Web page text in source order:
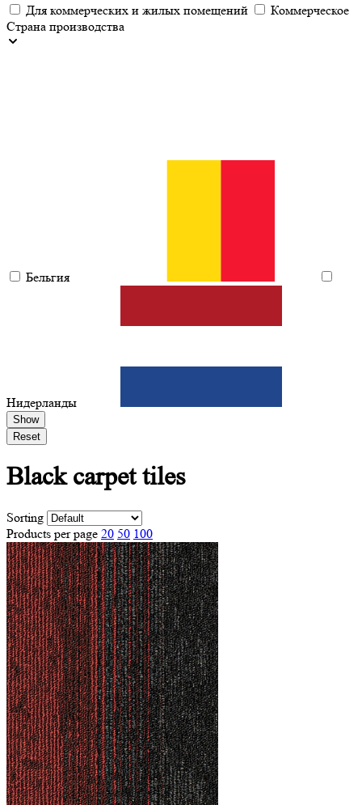
Для коммерческих и жилых помещений
Коммерческое
Страна производства
Бельгия
Нидерланды
Show
Reset
Blackcarpet tiles
Sorting
Products per page 20 50 100